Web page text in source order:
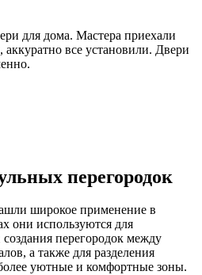
для дома. Мастера приехали
аккуратно все установили. Двери
перегородок
широкое применение в
они используются для
перегородок между
а также для разделения
уютные и комфортные зоны.